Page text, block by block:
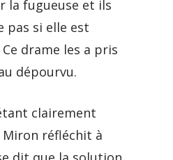
la fugueuse et ils
pas si elle est
drame les a pris
dépourvu.
clairement
réfléchit à